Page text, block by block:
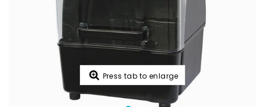
Press tab to enlarge